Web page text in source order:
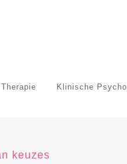
Klinische
keuzes